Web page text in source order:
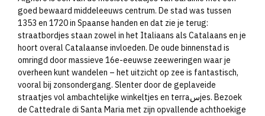
goed bewaard middeleeuws centrum. De stad was tussen
1353 en 1720 in Spaanse handen en dat zie je terug:
straatbordjes staan zowel in het Italiaans als Catalaans en je
hoort overal Catalaanse invloeden. De oude binnenstad is
omringd door massieve 16e-eeuwse zeeweringen waar je
overheen kunt wandelen – het uitzicht op zee is fantastisch,
vooral bij zonsondergang. Slenter door de geplaveide
straatjes vol ambachtelijke winkeltjes en terraسjes. Bezoek
de Cattedrale di Santa Maria met zijn opvallende achthoekige